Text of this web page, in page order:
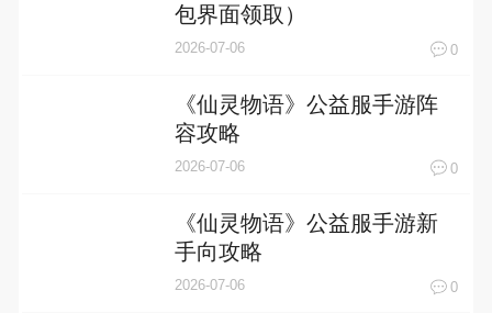
包界面领取）
2026-07-06 0
《仙灵物语》公益服手游阵
容攻略
2026-07-06 0
《仙灵物语》公益服手游新
手向攻略
2026-07-06 0